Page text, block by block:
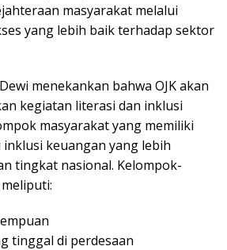
masyarakat melalui
yang lebih baik terhadap sektor
menekankan bahwa OJK akan
kegiatan literasi dan inklusi
masyarakat yang memiliki
keuangan yang lebih
tingkat nasional. Kelompok-
tinggal di perdesaan